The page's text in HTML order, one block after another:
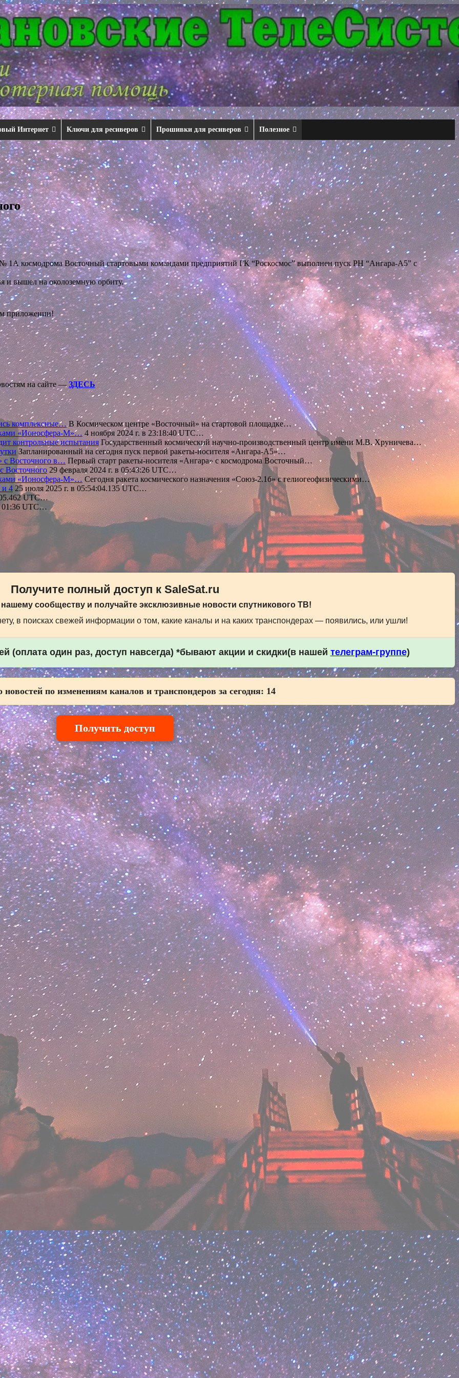
Интернет Ключи для ресиверов Прошивки для ресиверов Полезное
1А космодрома Восточный стартовыми командами предприятий ГК “Роскосмос” выполнен пуск РН “Ангара-А5” с
и вышел на околоземную орбиту.
приложении!
на сайте —ЗДЕСЬ
комплексные…В Космическом центре «Восточный» на стартовой площадке…
«Ионосфера-М»… 4 ноября 2024 г. в 23:18:40 UTC…
контрольные испытанияГосударственный космический научно-производственный центр имени М.В. Хруничева…
Запланированный на сегодня пуск первой ракеты-носителя «Ангара-А5»…
с Восточного в… Первый старт ракеты-носителя «Ангара» с космодрома Восточный…
Восточного 29 февраля 2024 г. в 05:43:26 UTC…
«Ионосфера-М»… Сегодня ракета космического назначения «Союз-2.1б» с гелиогеофизическими…
и 4 25 июля 2025 г. в 05:54:04.135 UTC…
UTC…
01:36 UTC…
Получите полный доступ к SaleSat.ru
сообществу и получайте эксклюзивные новости спутникового ТВ!
в поисках свежей информации о том, какие каналы и на каких транспондерах — появились, или ушли!
(оплата один раз, доступ навсегда) *бывают акции и скидки(в нашей телеграм-группе)
новостей по изменениям каналов и транспондеров за сегодня: 14
Получить доступ